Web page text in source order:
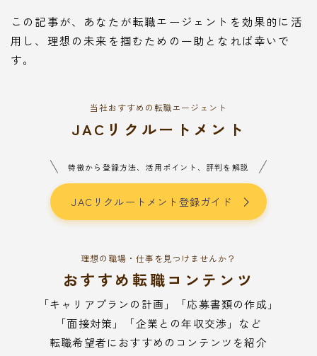
この記事が、あなたが転職エージェントを効果的に活
用し、理想の未来を掴むための一助となれば幸いで
す。
当社おすすめの転職エージェント
JACリクルートメント
特徴から登録方法、活用ポイント、評判を解説
JACリクルートメント登録ガイド
理想の職場・仕事を見つけませんか？
おすすめ転職コンテンツ
「キャリアプランの計画」「応募書類の作成」
「面接対策」「企業との年収交渉」など
転職希望者におすすめのコンテンツを紹介